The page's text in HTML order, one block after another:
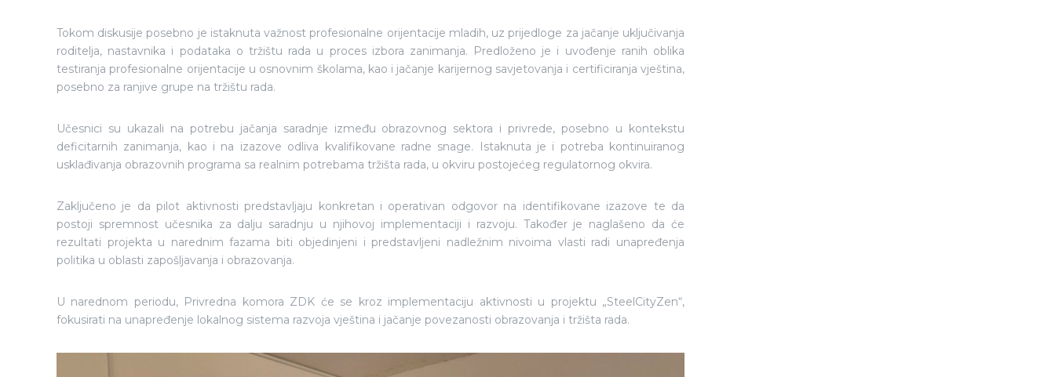
Tokom diskusije posebno je istaknuta važnost profesionalne orijentacije mladih, uz prijedloge za jačanje uključivanja
roditelja, nastavnika i podataka o tržištu rada u proces izbora zanimanja. Predloženo je i uvođenje ranih oblika
testiranja profesionalne orijentacije u osnovnim školama, kao i jačanje karijernog savjetovanja i certificiranja vještina,
posebno za ranjive grupe na tržištu rada.
Učesnici su ukazali na potrebu jačanja saradnje između obrazovnog sektora i privrede, posebno u kontekstu
deficitarnih zanimanja, kao i na izazove odliva kvalifikovane radne snage. Istaknuta je i potreba kontinuiranog
usklađivanja obrazovnih programa sa realnim potrebama tržišta rada, u okviru postojećeg regulatornog okvira.
Zaključeno je da pilot aktivnosti predstavljaju konkretan i operativan odgovor na identifikovane izazove te da
postoji spremnost učesnika za dalju saradnju u njihovoj implementaciji i razvoju. Također je naglašeno da će
rezultati projekta u narednim fazama biti objedinjeni i predstavljeni nadležnim nivoima vlasti radi unapređenja
politika u oblasti zapošljavanja i obrazovanja.
U narednom periodu, Privredna komora ZDK će se kroz implementaciju aktivnosti u projektu „SteelCityZen“,
fokusirati na unapređenje lokalnog sistema razvoja vještina i jačanje povezanosti obrazovanja i tržišta rada.